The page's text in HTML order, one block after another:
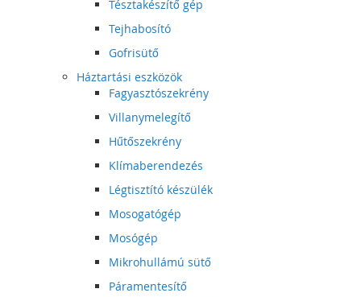
Tésztakészítő gép
Tejhabosító
Gofrisütő
Háztartási eszközök
Fagyasztószekrény
Villanymelegítő
Hűtőszekrény
Klímaberendezés
Légtisztító készülék
Mosogatógép
Mosógép
Mikrohullámú sütő
Páramentesítő